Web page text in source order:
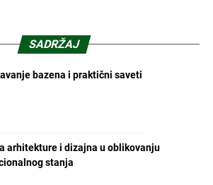
SADRŽAJ
bazena i praktični saveti
arhitekture i dizajna u oblikovanju
stanja